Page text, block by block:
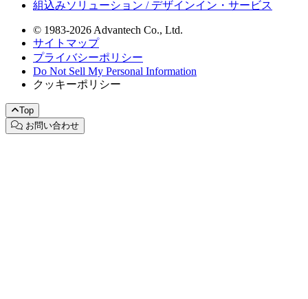
組込みソリューション / デザインイン・サービス
© 1983-2026 Advantech Co., Ltd.
サイトマップ
プライバシーポリシー
Do Not Sell My Personal Information
クッキーポリシー
Top
お問い合わせ